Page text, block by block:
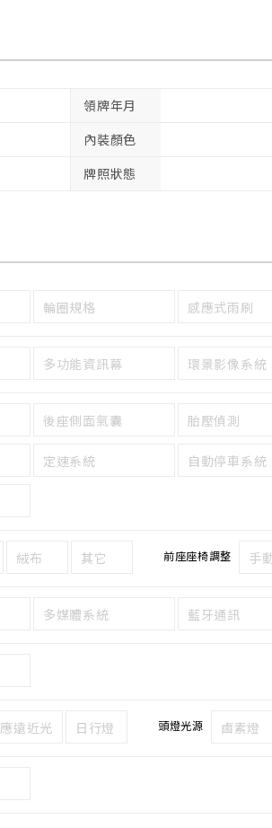
領牌年月
內裝顏色
牌照狀態
輪圈規格 感應式雨刷
多功能資訊幕 環景影像系統
後座側面氣囊 胎壓偵測
定速系統 自動停車系統
絨布 其它 前座座椅調整 手
多媒體系統 藍牙通訊
遠近光 日行燈 頭燈光源 鹵素燈